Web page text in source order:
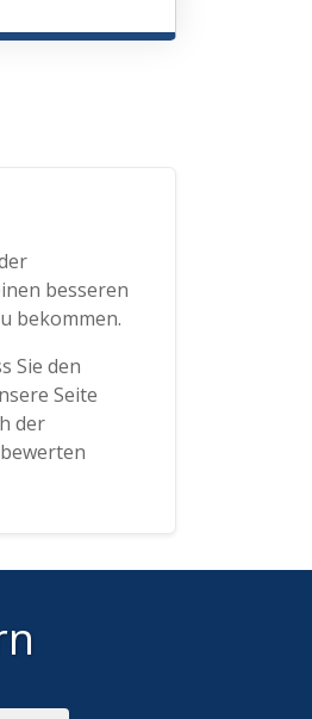
besseren
bekommen.
Sie den
Seite
der